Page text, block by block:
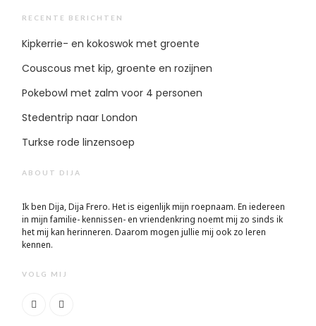
RECENTE BERICHTEN
Kipkerrie- en kokoswok met groente
Couscous met kip, groente en rozijnen
Pokebowl met zalm voor 4 personen
Stedentrip naar London
Turkse rode linzensoep
ABOUT DIJA
Ik ben Dija, Dija Frero. Het is eigenlijk mijn roepnaam. En iedereen
in mijn familie- kennissen- en vriendenkring noemt mij zo sinds ik
het mij kan herinneren. Daarom mogen jullie mij ook zo leren
kennen.
VOLG MIJ